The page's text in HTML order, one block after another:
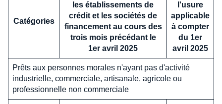
Catégories
les établissements de
crédit et les sociétés de
financement au cours des
trois mois précédant le
1er avril 2025
l'usure
applicable
à compter
du 1er
avril 2025
Prêts aux personnes morales n'ayant pas d'activité
industrielle, commerciale, artisanale, agricole ou
professionnelle non commerciale